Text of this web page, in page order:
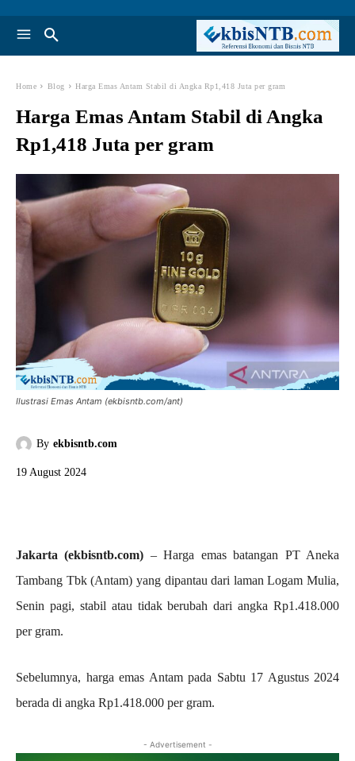
Home Blog Harga Emas Antam Stabil di Angka Rp1,418 Juta per gram
Harga Emas Antam Stabil di Angka
Rp1,418 Juta per gram
Ilustrasi Emas Antam (ekbisntb.com/ant)
By ekbisntb.com
19 August 2024
Jakarta (ekbisntb.com) – Harga emas batangan PT Aneka
Tambang Tbk (Antam) yang dipantau dari laman Logam Mulia,
Senin pagi, stabil atau tidak berubah dari angka Rp1.418.000
per gram.
Sebelumnya, harga emas Antam pada Sabtu 17 Agustus 2024
berada di angka Rp1.418.000 per gram.
- Advertisement -